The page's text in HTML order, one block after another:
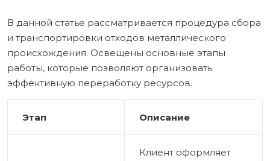
В данной статье рассматривается процедура сбора
и транспортировки отходов металлического
происхождения. Освещены основные этапы
работы, которые позволяют организовать
эффективную переработку ресурсов.
Этап Описание
Клиент оформляет